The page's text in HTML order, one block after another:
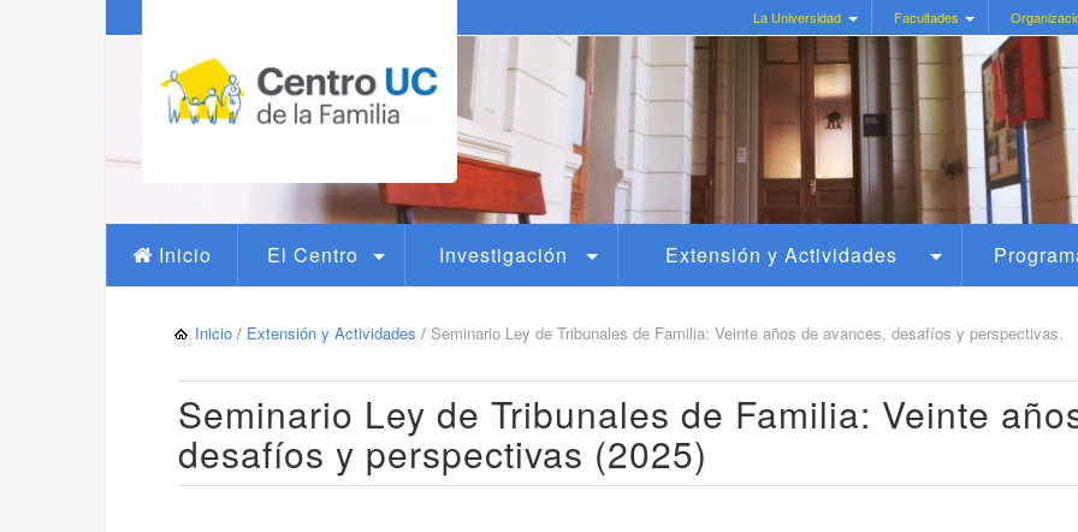
La Universidad Facultades
Inicio El Centro Investigación Extensión y Actividades
Inicio / Extensión y Actividades / Seminario Ley de Tribunales de Familia: Veinte años de avances, desafíos y perspectivas.
Seminario Ley de Tribunales de Familia: Veinte
desafíos y perspectivas (2025)